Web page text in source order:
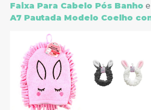
Faixa Para Cabelo Pós Banho e
A7 Pautada Modelo Coelho